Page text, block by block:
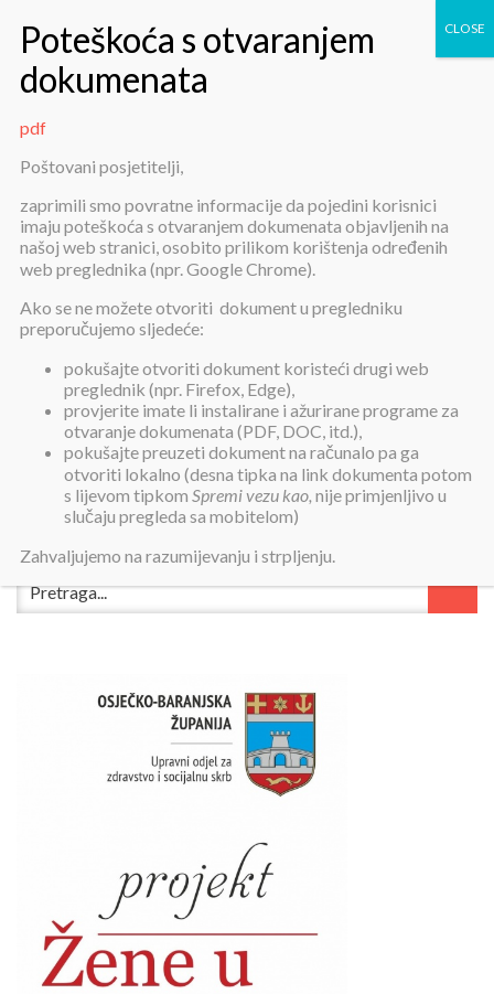
pdf
Objavljeno:27. ožujka 2024.
pdf
Poštovani posjetitelji,
zaprimili smo povratne informacije da pojedini korisnici
imaju poteškoća s otvaranjem dokumenata objavljenih na
našoj web stranici, osobito prilikom korištenja određenih
web preglednika (npr. Google Chrome).
Ako se ne možete otvoriti dokument u pregledniku
preporučujemo sljedeće:
pokušajte otvoriti dokument koristeći drugi web
preglednik (npr. Firefox, Edge),
provjerite imate li instalirane i ažurirane programe za
otvaranje dokumenata (PDF, DOC, itd.),
pokušajte preuzeti dokument na računalo pa ga
otvoriti lokalno (desna tipka na link dokumenta potom
s lijevom tipkom Spremi vezu kao, nije primjenljivo u
slučaju pregleda sa mobitelom)
Zahvaljujemo na razumijevanju i strpljenju.